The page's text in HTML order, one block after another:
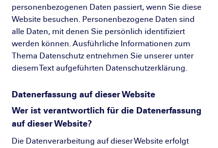
personenbezogenen Daten passiert, wenn Sie diese
Website besuchen. Personenbezogene Daten sind
alle Daten, mit denen Sie persönlich identifiziert
werden können. Ausführliche Informationen zum
Thema Datenschutz entnehmen Sie unserer unter
diesem Text aufgeführten Datenschutzerklärung.
Datenerfassung auf dieser Website
Wer ist verantwortlich für die Datenerfassung
auf dieser Website?
Die Datenverarbeitung auf dieser Website erfolgt